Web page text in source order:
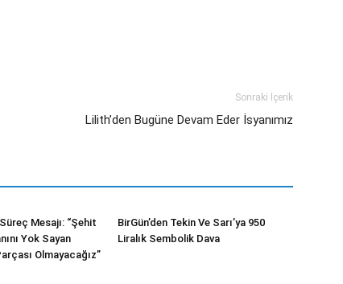
Sonraki İçerik
Lilith’den Bugüne Devam Eder İsyanımız
Mesajı: “Şehit
Yok Sayan
Olmayacağız”
BirGün’den Tekin Ve Sarı’ya 950
Liralık Sembolik Dava